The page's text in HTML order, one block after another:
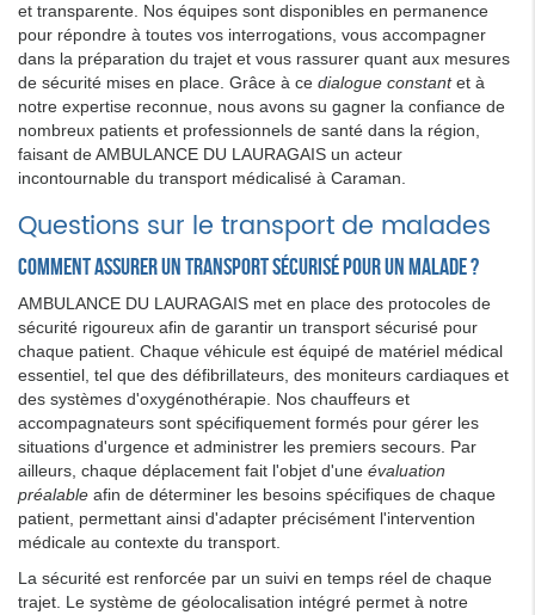
et transparente. Nos équipes sont disponibles en permanence
pour répondre à toutes vos interrogations, vous accompagner
dans la préparation du trajet et vous rassurer quant aux mesures
de sécurité mises en place. Grâce à ce dialogue constantet à
notre expertise reconnue, nous avons su gagner la confiance de
nombreux patients et professionnels de santé dans la région,
faisant de AMBULANCE DU LAURAGAIS un acteur
incontournable du transport médicalisé à Caraman.
Questions sur le transport de malades
Comment assurer un transport sécurisé pour un malade ?
AMBULANCE DU LAURAGAIS met en place des protocoles de
sécurité rigoureux afin de garantir un transport sécurisé pour
chaque patient. Chaque véhicule est équipé de matériel médical
essentiel, tel que des défibrillateurs, des moniteurs cardiaques et
des systèmes d'oxygénothérapie. Nos chauffeurs et
accompagnateurs sont spécifiquement formés pour gérer les
situations d'urgence et administrer les premiers secours. Par
ailleurs, chaque déplacement fait l'objet d'une évaluation
préalable afin de déterminer les besoins spécifiques de chaque
patient, permettant ainsi d'adapter précisément l'intervention
médicale au contexte du transport.
La sécurité est renforcée par un suivi en temps réel de chaque
trajet. Le système de géolocalisation intégré permet à notre